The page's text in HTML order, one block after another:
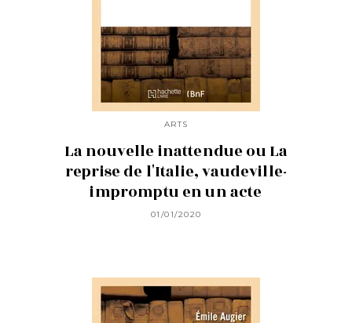
ARTS
La nouvelle inattendue ou La
reprise de l'Italie, vaudeville-
impromptu en un acte
01/01/2020